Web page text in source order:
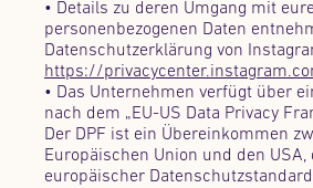
• Details zu deren Umgang mit
personenbezogenen Daten
Datenschutzerklärung von
https://
• Das Unternehmen verfügt über
nach dem „EU-US Data Privacy
Der DPF ist ein Übereinkommen
Europäischen Union und den
europäischer